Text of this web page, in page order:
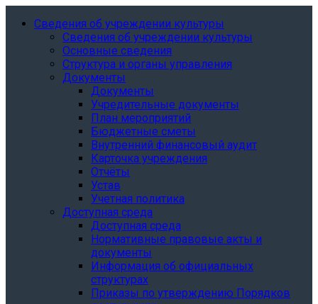
Сведения об учреждении культуры
Сведения об учреждении культуры
Основные сведения
Структура и органы управления
Документы
Документы
Учредительные документы
План мероприятий
Бюджетные сметы
Внутренний финансовый аудит
Карточка учреждения
Отчёты
Устав
Учетная политика
Доступная среда
Доступная среда
Нормативные правовые акты и
документы
Информация об официальных
структурах
Приказы по утверждению Порядков